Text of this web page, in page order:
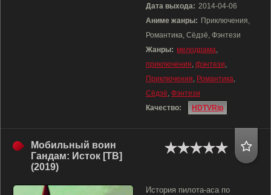
Дата выхода: 2014-04-06
Аниме жанры: Приключения,
Романтика, Сёдзё, Фэнтези
Жанры: мелодрама,
приключения, фэнтези,
Приключения, Романтика,
Сёдзё, Фэнтези
Качество:
HDTVRip
Мобильный воин
Гандам: Исток [ТВ]
(2019)
История пилота-аса по